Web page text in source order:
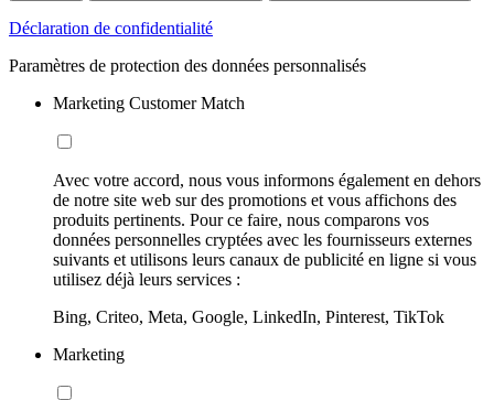
Déclaration de confidentialité
Paramètres de protection des données personnalisés
Marketing Customer Match
Avec votre accord, nous vous informons également en dehors
de notre site web sur des promotions et vous affichons des
produits pertinents. Pour ce faire, nous comparons vos
données personnelles cryptées avec les fournisseurs externes
suivants et utilisons leurs canaux de publicité en ligne si vous
utilisez déjà leurs services :
Bing, Criteo, Meta, Google, LinkedIn, Pinterest, TikTok
Marketing